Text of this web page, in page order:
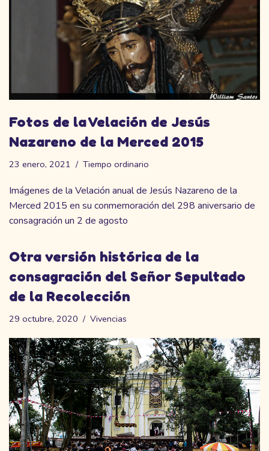
Fotos de la Velación de Jesús
Nazareno de la Merced 2015
23 enero, 2021 Tiempo ordinario
Imágenes de la Velación anual de Jesús Nazareno de la
Merced 2015 en su conmemoración del 298 aniversario de
consagración un 2 de agosto
Otra versión histórica de la
consagración del Señor Sepultado
de la Recolección
29 octubre, 2020 Vivencias